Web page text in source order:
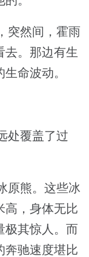
突然间，霍雨
去。那边有生
命波动。
处覆盖了过
原熊。这些冰
高，身体无比
极其惊人。而
奔驰速度堪比